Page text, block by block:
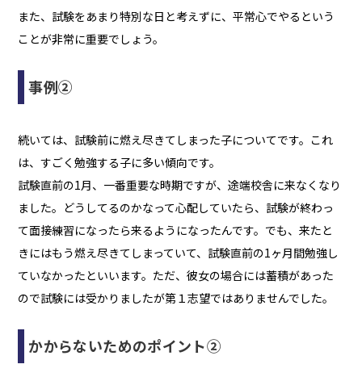
また、試験をあまり特別な日と考えずに、平常心でやるという
ことが非常に重要でしょう。
事例②
続いては、試験前に燃え尽きてしまった子についてです。これ
は、すごく勉強する子に多い傾向です。
試験直前の1月、一番重要な時期ですが、途端校舎に来なくなり
ました。どうしてるのかなって心配していたら、試験が終わっ
て面接練習になったら来るようになったんです。でも、来たと
きにはもう燃え尽きてしまっていて、試験直前の1ヶ月間勉強し
ていなかったといいます。ただ、彼女の場合には蓄積があった
ので試験には受かりましたが第１志望ではありませんでした。
かからないためのポイント②